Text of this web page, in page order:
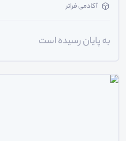
آکادمی فراتر
به پایان رسیده است